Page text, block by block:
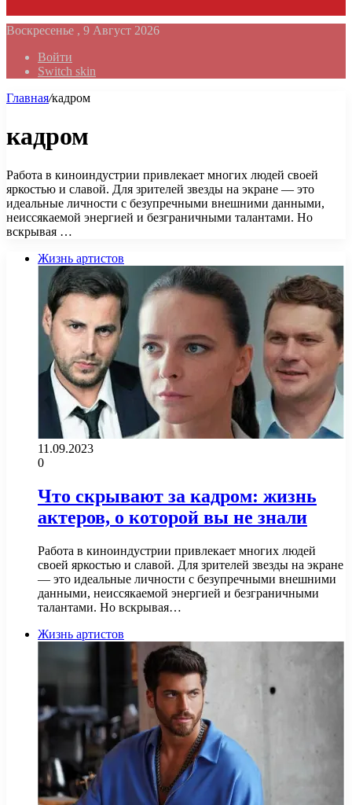
Воскресенье , 9 Август 2026
Войти
Switch skin
Главная/кадром
кадром
Работа в киноиндустрии привлекает многих людей своей
яркостью и славой. Для зрителей звезды на экране — это
идеальные личности с безупречными внешними данными,
неиссякаемой энергией и безграничными талантами. Но
вскрывая …
Жизнь артистов
11.09.2023
0
Что скрывают за кадром: жизнь
актеров, о которой вы не знали
Работа в киноиндустрии привлекает многих людей
своей яркостью и славой. Для зрителей звезды на экране
— это идеальные личности с безупречными внешними
данными, неиссякаемой энергией и безграничными
талантами. Но вскрывая…
Жизнь артистов